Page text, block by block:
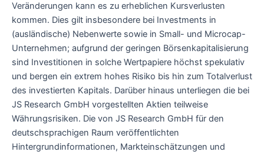
Veränderungen kann es zu erheblichen Kursverlusten
kommen. Dies gilt insbesondere bei Investments in
(ausländische) Nebenwerte sowie in Small- und Microcap-
Unternehmen; aufgrund der geringen Börsenkapitalisierung
sind Investitionen in solche Wertpapiere höchst spekulativ
und bergen ein extrem hohes Risiko bis hin zum Totalverlust
des investierten Kapitals. Darüber hinaus unterliegen die bei
JS Research GmbH vorgestellten Aktien teilweise
Währungsrisiken. Die von JS Research GmbH für den
deutschsprachigen Raum veröffentlichten
Hintergrundinformationen, Markteinschätzungen und